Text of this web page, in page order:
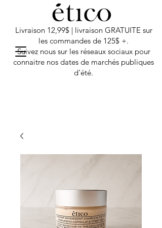
Livraison 12,99$ | livraison GRATUITE sur
les commandes de 125$ +.
Suivez nous sur les réseaux sociaux pour
connaitre nos dates de marchés publiques
d'été.